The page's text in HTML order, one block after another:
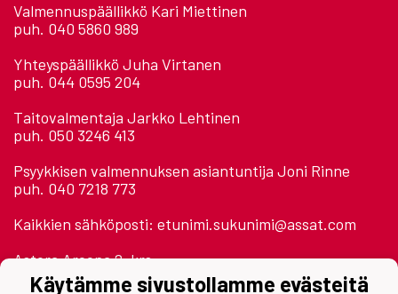
Valmennuspäällikkö Kari Miettinen
puh. 040 5860 989
Yhteyspäällikkö Juha Virtanen
puh. 044 0595 204
Taitovalmentaja Jarkko Lehtinen
puh. 050 3246 413
Psyykkisen valmennuksen asiantuntija Joni Rinne
puh. 040 7218 773
Kaikkien sähköposti: etunimi.sukunimi@assat.com
Astora Areena 2. krs.
Jäähallinpolku
Käytämme sivustollamme evästeitä